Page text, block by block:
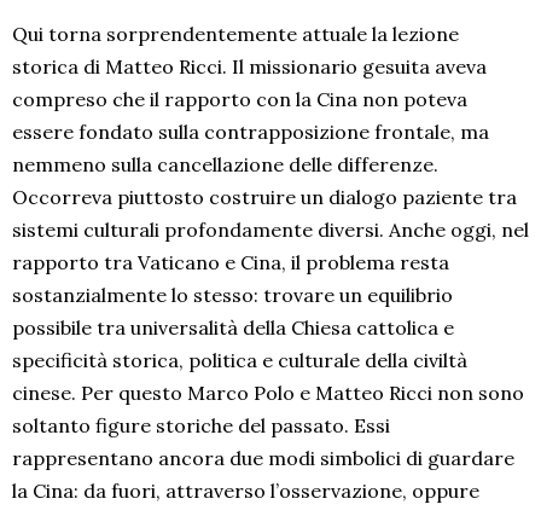
Qui torna sorprendentemente attuale la lezione
storica di Matteo Ricci. Il missionario gesuita aveva
compreso che il rapporto con la Cina non poteva
essere fondato sulla contrapposizione frontale, ma
nemmeno sulla cancellazione delle differenze.
Occorreva piuttosto costruire un dialogo paziente tra
sistemi culturali profondamente diversi. Anche oggi, nel
rapporto tra Vaticano e Cina, il problema resta
sostanzialmente lo stesso: trovare un equilibrio
possibile tra universalità della Chiesa cattolica e
specificità storica, politica e culturale della civiltà
cinese. Per questo Marco Polo e Matteo Ricci non sono
soltanto figure storiche del passato. Essi
rappresentano ancora due modi simbolici di guardare
la Cina: da fuori, attraverso l’osservazione, oppure